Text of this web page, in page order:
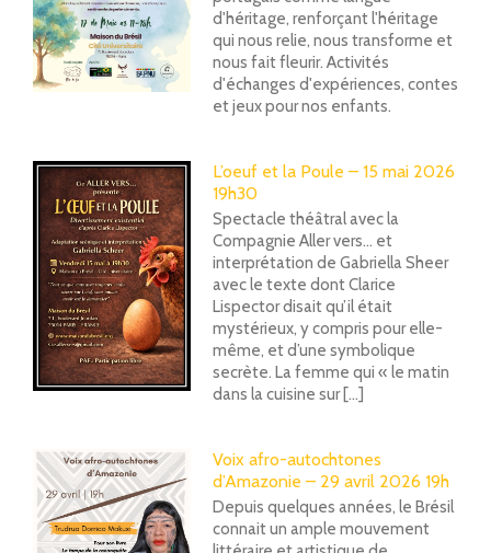
d'héritage, renforçant l'héritage
qui nous relie, nous transforme et
nous fait fleurir. Activités
d'échanges d'expériences, contes
et jeux pour nos enfants.
L’oeuf et la Poule – 15 mai 2026
19h30
Spectacle théâtral avec la
Compagnie Aller vers... et
interprétation de Gabriella Sheer
avec le texte dont Clarice
Lispector disait qu’il était
mystérieux, y compris pour elle-
même, et d’une symbolique
secrète. La femme qui « le matin
dans la cuisine sur [...]
Voix afro-autochtones
d’Amazonie – 29 avril 2026 19h
Depuis quelques années, le Brésil
connait un ample mouvement